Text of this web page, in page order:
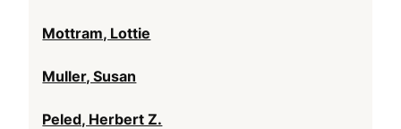
Mottram, Lottie
Muller, Susan
Peled, Herbert Z.